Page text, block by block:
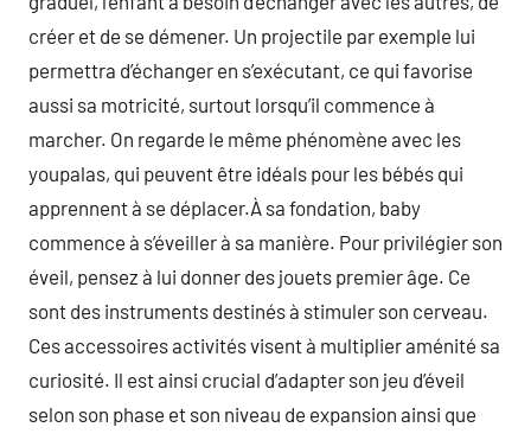
créer et de se démener. Un projectile par exemple lui
permettra d’échanger en s’exécutant, ce qui favorise
aussi sa motricité, surtout lorsqu’il commence à
marcher. On regarde le même phénomène avec les
youpalas, qui peuvent être idéals pour les bébés qui
apprennent à se déplacer.À sa fondation, baby
commence à s’éveiller à sa manière. Pour privilégier son
éveil, pensez à lui donner des jouets premier âge. Ce
sont des instruments destinés à stimuler son cerveau.
Ces accessoires activités visent à multiplier aménité sa
curiosité. Il est ainsi crucial d’adapter son jeu d’éveil
selon son phase et son niveau de expansion ainsi que